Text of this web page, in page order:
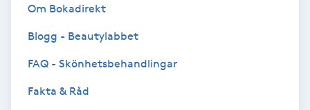
Ryggmassage
Om Bokadirekt
Blogg - Beautylabbet
FAQ - Skönhetsbehandlingar
Fakta & Råd